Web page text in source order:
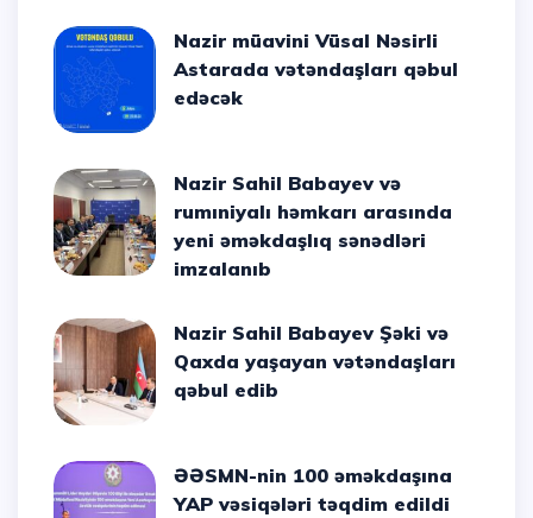
Nazir müavini Vüsal Nəsirli
Astarada vətəndaşları qəbul
edəcək
Nazir Sahil Babayev və
rumıniyalı həmkarı arasında
yeni əməkdaşlıq sənədləri
imzalanıb
Nazir Sahil Babayev Şəki və
Qaxda yaşayan vətəndaşları
qəbul edib
ƏƏSMN-nin 100 əməkdaşına
YAP vəsiqələri təqdim edildi